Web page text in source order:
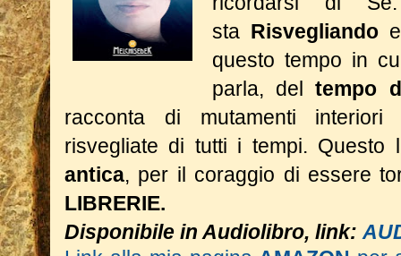
sta Risvegliando
questo tempo in
parla, deltempo
racconta di mutamenti
risvegliate di tutti i tempi.
antica, per il coraggio di essere
LIBRERIE.
Disponibile in Audiolibro, link: